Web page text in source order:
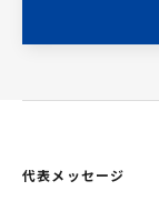
代表メッセージ